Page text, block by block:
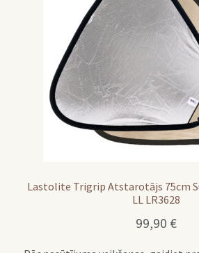
Lastolite Trigrip Atstarotājs 75cm
LL LR3628
99,90 €